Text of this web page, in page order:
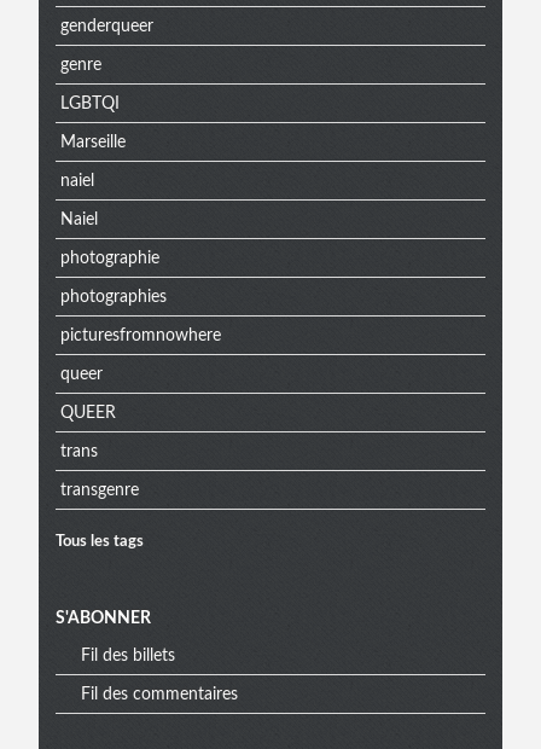
genderqueer
genre
LGBTQI
Marseille
naiel
Naiel
photographie
photographies
picturesfromnowhere
queer
QUEER
trans
transgenre
Tous les tags
S'ABONNER
Fil des billets
Fil des commentaires